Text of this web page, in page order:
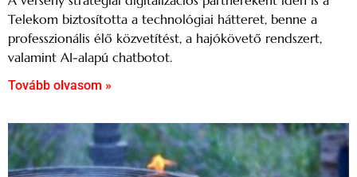
Telekom biztosította a technológiai hátteret, benne a
professzionális élő közvetítést, a hajókövető rendszert,
valamint AI-alapú chatbotot.
Tovább olvasom »